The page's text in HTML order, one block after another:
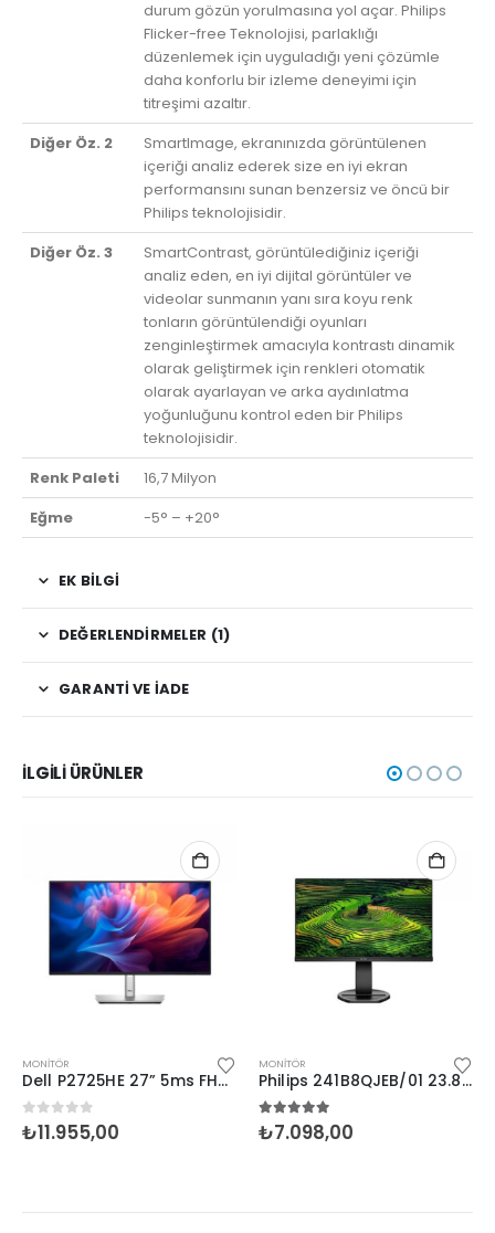
durum gözün yorulmasına yol açar. Philips
Flicker-free Teknolojisi, parlaklığı
düzenlemek için uyguladığı yeni çözümle
daha konforlu bir izleme deneyimi için
titreşimi azaltır.
Diğer Öz. 2
SmartImage, ekranınızda görüntülenen
içeriği analiz ederek size en iyi ekran
performansını sunan benzersiz ve öncü bir
Philips teknolojisidir.
Diğer Öz. 3
SmartContrast, görüntülediğiniz içeriği
analiz eden, en iyi dijital görüntüler ve
videolar sunmanın yanı sıra koyu renk
tonların görüntülendiği oyunları
zenginleştirmek amacıyla kontrastı dinamik
olarak geliştirmek için renkleri otomatik
olarak ayarlayan ve arka aydınlatma
yoğunluğunu kontrol eden bir Philips
teknolojisidir.
Renk Paleti
16,7 Milyon
Eğme
-5° – +20°
EK BILGI
DEĞERLENDIRMELER (1)
GARANTI VE İADE
İLGILI ÜRÜNLER
MONITÖR
Dell P2725HE 27” 5ms FHD Hdmi Dp Type-C Pivot IPS
0 5 üzerinden
₺11.955,00
MONITÖR
Philips 241B8QJEB/01 23.8” 5ms 75Hz FHD Pivot MM
5.005 üzerinden
₺7.098,00